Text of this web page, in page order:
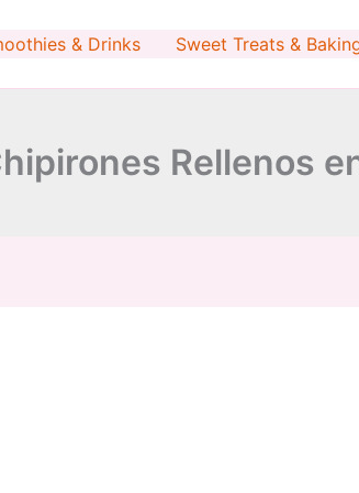
& Drinks Sweet Treats &
Rellenos